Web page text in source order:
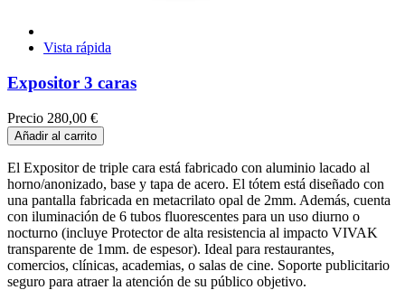
Vista rápida
Expositor 3 caras
Precio 280,00 €
Añadir al carrito
El Expositor de triple cara está fabricado con aluminio lacado al
horno/anonizado, base y tapa de acero. El tótem está diseñado con
una pantalla fabricada en metacrilato opal de 2mm. Además, cuenta
con iluminación de 6 tubos fluorescentes para un uso diurno o
nocturno (incluye Protector de alta resistencia al impacto VIVAK
transparente de 1mm. de espesor). Ideal para restaurantes,
comercios, clínicas, academias, o salas de cine. Soporte publicitario
seguro para atraer la atención de su público objetivo.